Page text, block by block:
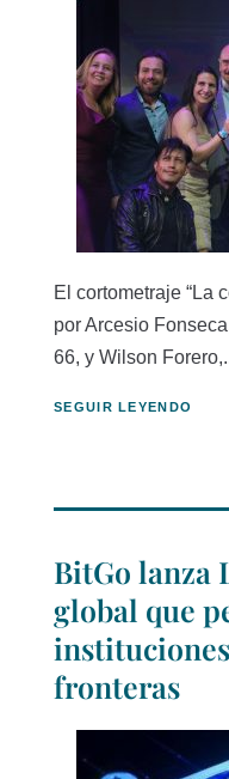
El cortometraje “La
por Arcesio
66, y Wilson
SEGUIR LEYENDO
BitGo lanza
global que
fronteras